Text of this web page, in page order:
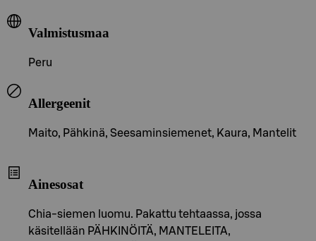
Valmistusmaa
Peru
Allergeenit
Maito, Pähkinä, Seesaminsiemenet, Kaura, Mantelit
Ainesosat
Chia-siemen luomu. Pakattu tehtaassa, jossa
käsitellään PÄHKINÖITÄ, MANTELEITA,